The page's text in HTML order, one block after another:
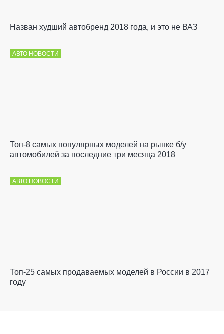
Назван худший автобренд 2018 года, и это не ВАЗ
АВТО НОВОСТИ
Топ-8 самых популярных моделей на рынке б/у
автомобилей за последние три месяца 2018
АВТО НОВОСТИ
Топ-25 самых продаваемых моделей в России в 2017
году